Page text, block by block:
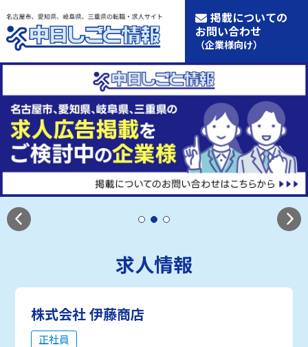
掲載についての
お問い合わせ
（企業様向け）
求人情報
株式会社 伊藤商店
正社員